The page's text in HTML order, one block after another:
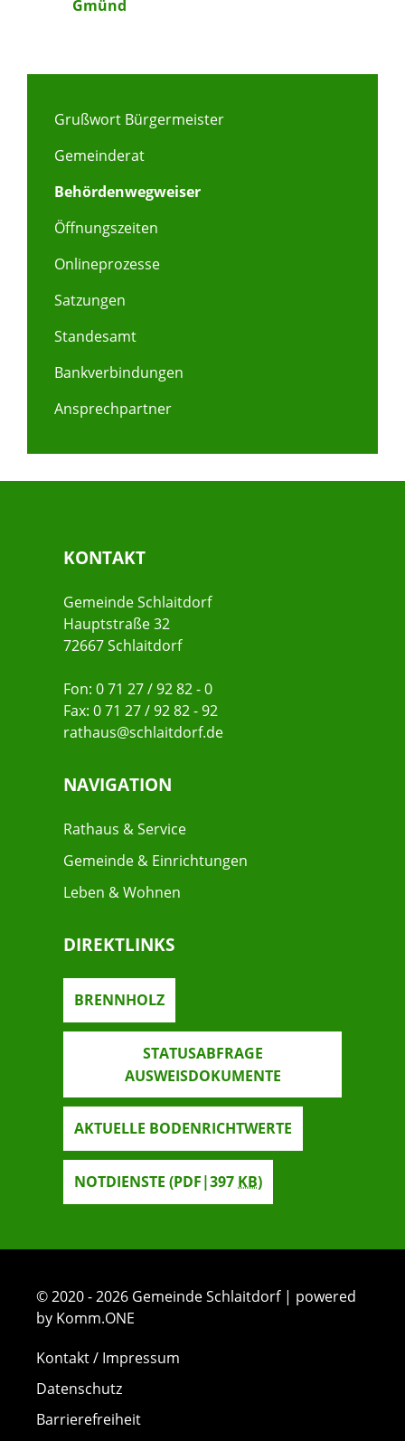
Gmünd
Grußwort Bürgermeister
Gemeinderat
Behördenwegweiser
Öffnungszeiten
Onlineprozesse
Satzungen
Standesamt
Bankverbindungen
Ansprechpartner
KONTAKT
Gemeinde Schlaitdorf
Hauptstraße 32
72667 Schlaitdorf
Fon: 0 71 27 / 92 82 - 0
Fax: 0 71 27 / 92 82 - 92
rathaus@schlaitdorf.de
NAVIGATION
Rathaus & Service
Gemeinde & Einrichtungen
Leben & Wohnen
DIREKTLINKS
BRENNHOLZ
STATUSABFRAGE
AUSWEISDOKUMENTE
AKTUELLE BODENRICHTWERTE
NOTDIENSTE (PDF|397 KB)
© 2020 - 2026 Gemeinde Schlaitdorf | powered
by Komm.ONE
Kontakt / Impressum
Datenschutz
Barrierefreiheit